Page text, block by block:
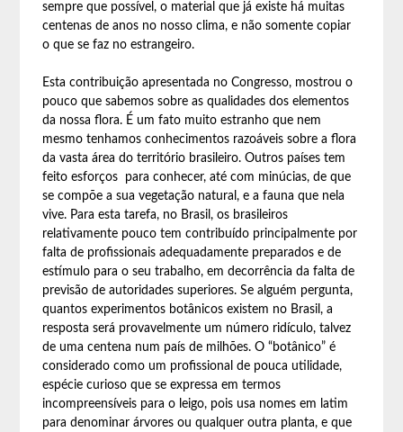
sempre que possível, o material que já existe há muitas
centenas de anos no nosso clima, e não somente copiar
o que se faz no estrangeiro.
Esta contribuição apresentada no Congresso, mostrou o
pouco que sabemos sobre as qualidades dos elementos
da nossa flora. É um fato muito estranho que nem
mesmo tenhamos conhecimentos razoáveis sobre a flora
da vasta área do território brasileiro. Outros países tem
feito esforços para conhecer, até com minúcias, de que
se compõe a sua vegetação natural, e a fauna que nela
vive. Para esta tarefa, no Brasil, os brasileiros
relativamente pouco tem contribuído principalmente por
falta de profissionais adequadamente preparados e de
estímulo para o seu trabalho, em decorrência da falta de
previsão de autoridades superiores. Se alguém pergunta,
quantos experimentos botânicos existem no Brasil, a
resposta será provavelmente um número ridículo, talvez
de uma centena num país de milhões. O “botânico” é
considerado como um profissional de pouca utilidade,
espécie curioso que se expressa em termos
incompreensíveis para o leigo, pois usa nomes em latim
para denominar árvores ou qualquer outra planta, e que